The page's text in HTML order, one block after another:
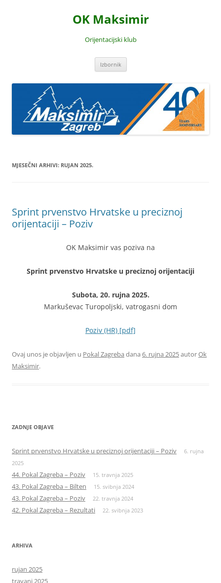
OK Maksimir
Orijentacijski klub
Izbornik
MJESEČNI ARHIVI: RUJAN 2025.
Sprint prvenstvo Hrvatske u preciznoj
orijentaciji – Poziv
OK Maksimir vas poziva na
Sprint prvenstvo Hrvatske u preciznoj orijentaciji
Subota, 20. rujna 2025.
Markuševac Turopoljski, vatrogasni dom
Poziv (HR) [pdf]
Ovaj unos je objavljen u Pokal Zagreba dana 6. rujna 2025autorOk
Maksimir.
ZADNJE OBJAVE
Sprint prvenstvo Hrvatske u preciznoj orijentaciji – Poziv
6. rujna
2025
44. Pokal Zagreba – Poziv 15. travnja 2025
43. Pokal Zagreba – Bilten 15. svibnja 2024
43. Pokal Zagreba – Poziv 22. travnja 2024
42. Pokal Zagreba – Rezultati 22. svibnja 2023
ARHIVA
rujan 2025